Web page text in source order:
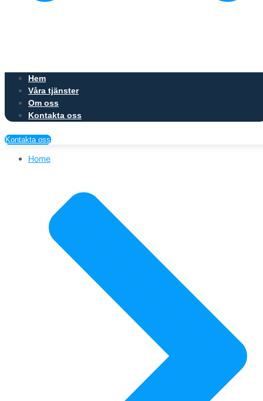
Hem
Våra tjänster
Om oss
Kontakta oss
Kontakta oss
Home